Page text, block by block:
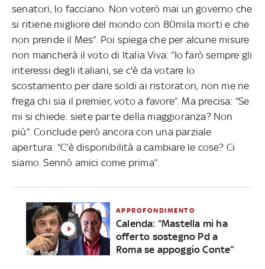
senatori, lo facciano. Non voterò mai un governo che
si ritiene migliore del mondo con 80mila morti e che
non prende il Mes”. Poi spiega che per alcune misure
non mancherà il voto di Italia Viva: “Io farò sempre gli
interessi degli italiani, se c'è da votare lo
scostamento per dare soldi ai ristoratori, non me ne
frega chi sia il premier, voto a favore”. Ma precisa: “Se
mi si chiede: siete parte della maggioranza? Non
più”. Conclude però ancora con una parziale
apertura: “C'è disponibilità a cambiare le cose? Ci
siamo. Sennò amici come prima”.
APPROFONDIMENTO
Calenda: “Mastella mi ha
offerto sostegno Pd a
Roma se appoggio Conte”